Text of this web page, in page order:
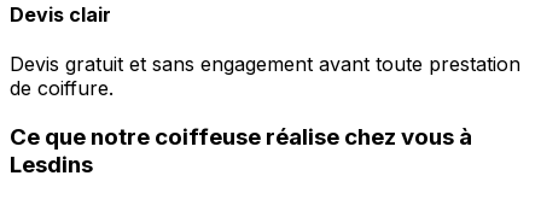
Devis clair
Devis gratuit et sans engagement avant toute prestation
de coiffure.
Ce que notre coiffeuse réalise chez vous à
Lesdins